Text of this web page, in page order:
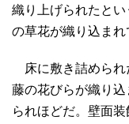
織り上げられたと
の草花が織り込まれ
床に敷き詰められ
藤の花びらが織り
られほどだ。壁面